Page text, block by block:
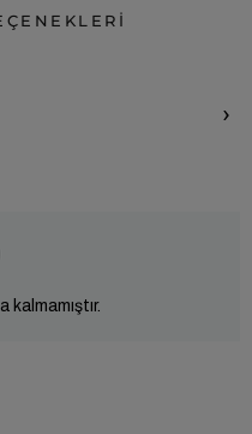
›
kalmamıştır.